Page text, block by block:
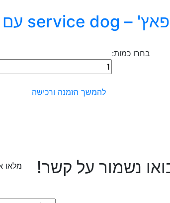
לא
פאץ' – service dog עם דגל ישראל
בחרו כמות:
כמות
של
פאץ'
להמשך הזמנה ורכישה
נשמור על קשר! מלאו